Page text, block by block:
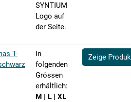
SYNTIUM
Logo auf
der Seite.
T-
In
folgenden
Grössen
erhältlich:
M | L | XL
Zeige